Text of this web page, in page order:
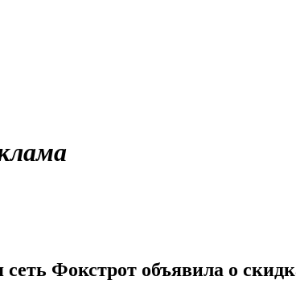
Фокстрот объявила о